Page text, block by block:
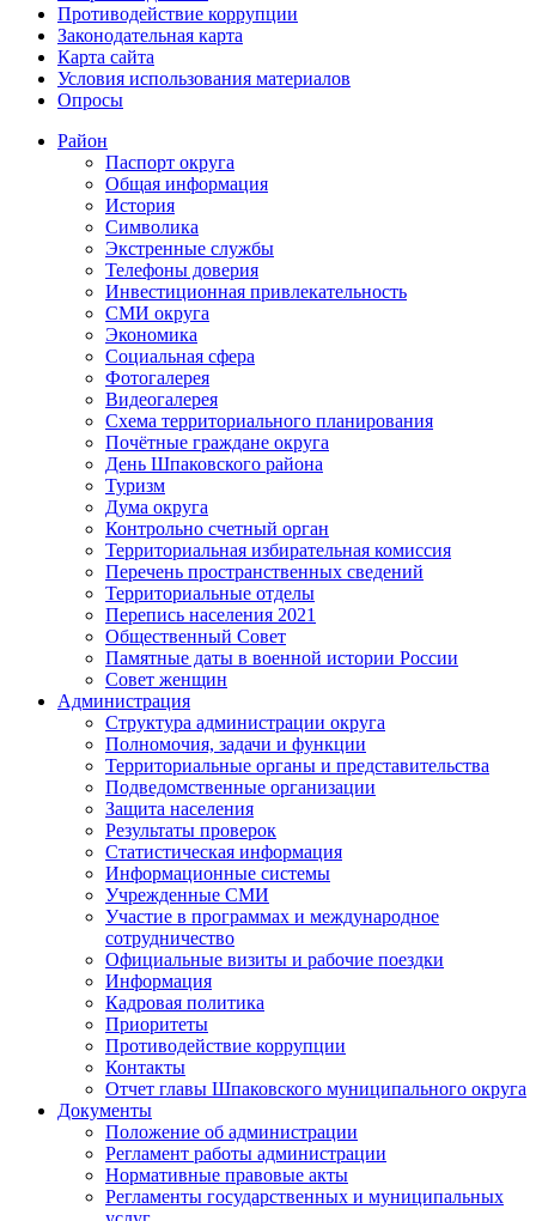
Противодействие коррупции
Законодательная карта
Карта сайта
Условия использования материалов
Опросы
Район
Паспорт округа
Общая информация
История
Символика
Экстренные службы
Телефоны доверия
Инвестиционная привлекательность
СМИ округа
Экономика
Социальная сфера
Фотогалерея
Видеогалерея
Схема территориального планирования
Почётные граждане округа
День Шпаковского района
Туризм
Дума округа
Контрольно счетный орган
Территориальная избирательная комиссия
Перечень пространственных сведений
Территориальные отделы
Перепись населения 2021
Общественный Совет
Памятные даты в военной истории России
Совет женщин
Администрация
Структура администрации округа
Полномочия, задачи и функции
Территориальные органы и представительства
Подведомственные организации
Защита населения
Результаты проверок
Статистическая информация
Информационные системы
Учрежденные СМИ
Участие в программах и международное
сотрудничество
Официальные визиты и рабочие поездки
Информация
Кадровая политика
Приоритеты
Противодействие коррупции
Контакты
Отчет главы Шпаковского муниципального округа
Документы
Положение об администрации
Регламент работы администрации
Нормативные правовые акты
Регламенты государственных и муниципальных